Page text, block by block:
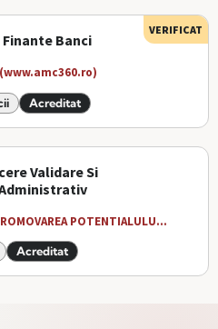
Banci
(www.amc360.ro)
Acreditat
VERIFICAT
Validare Si
POTENTIALULU...
Acreditat